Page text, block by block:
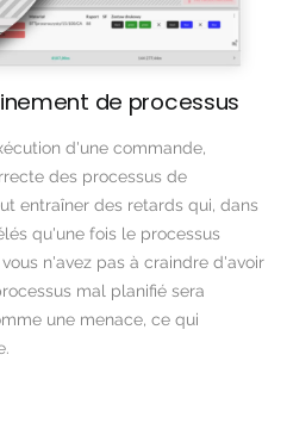
de processus
d'une commande,
des processus de
entraîner des retards qui, dans
qu'une fois le processus
n'avez pas à craindre d'avoir
mal planifié sera
une menace, ce qui